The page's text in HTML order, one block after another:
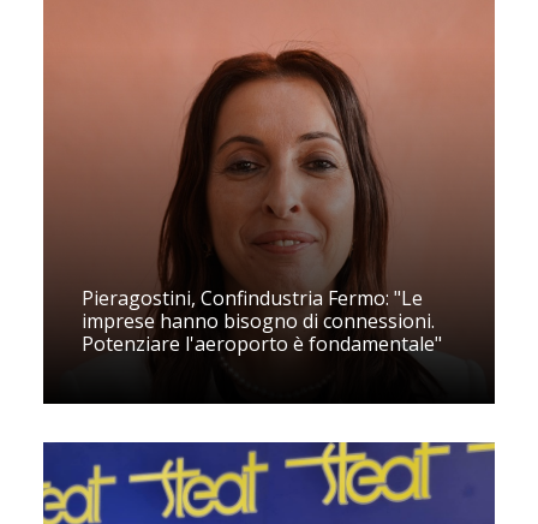
Pieragostini, Confindustria Fermo: "Le
imprese hanno bisogno di connessioni.
Potenziare l'aeroporto è fondamentale"